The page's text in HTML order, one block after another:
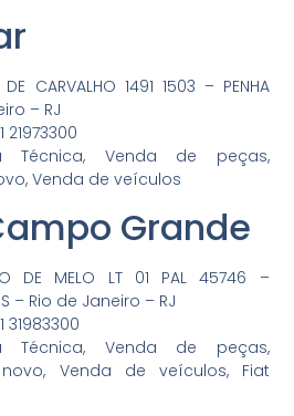
CARVALHO 1491 1503 – PENHA
– RJ
Técnica, Venda de peças,
Venda de veículos
Grande
DE MELO LT 01 PAL 45746 –
– Rio de Janeiro – RJ
Técnica, Venda de peças,
Venda de veículos, Fiat